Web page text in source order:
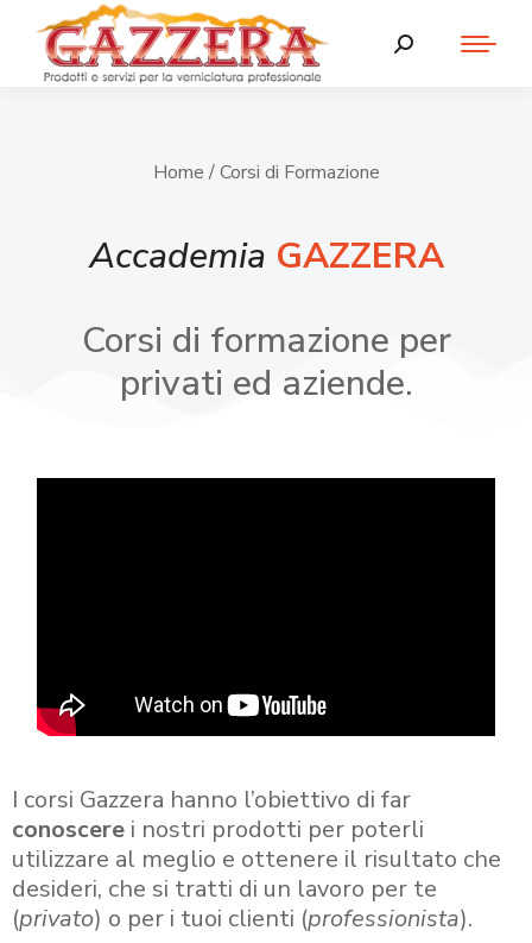
Home / Corsi di Formazione
Accademia GAZZERA
Corsi di formazione per
privati ed aziende.
I corsi Gazzera hanno l’obiettivo di far
conoscere i nostri prodotti per poterli
utilizzare al meglio e ottenere il risultato che
desideri, che si tratti di un lavoro per te
(privato) o per i tuoi clienti (professionista).